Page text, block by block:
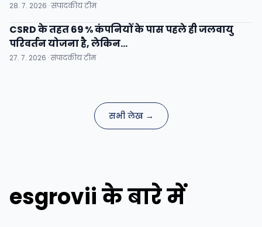
28. 7. 2026 · संपादकीय टीम
CSRD के तहत 69 % कंपनियों के पास पहले ही जलवायु
परिवर्तन योजना है, लेकिन...
27. 7. 2026 · संपादकीय टीम
सभी लेख →
esgrovii के बारे में